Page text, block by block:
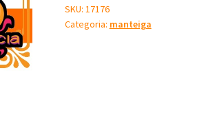
100
gramas
SKU: 17176
Categoria: manteiga